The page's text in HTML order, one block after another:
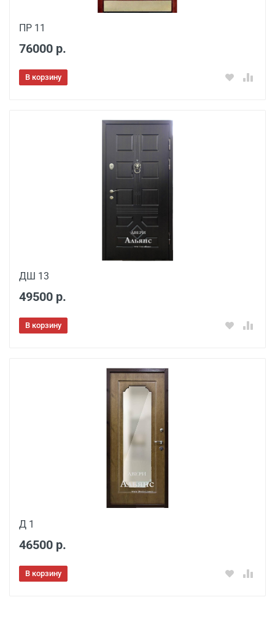
ПР 11
76000 р.
В корзину
ДШ 13
49500 р.
В корзину
Д 1
46500 р.
В корзину